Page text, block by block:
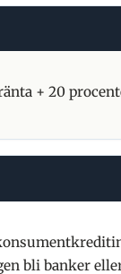
+ 20
bli banker